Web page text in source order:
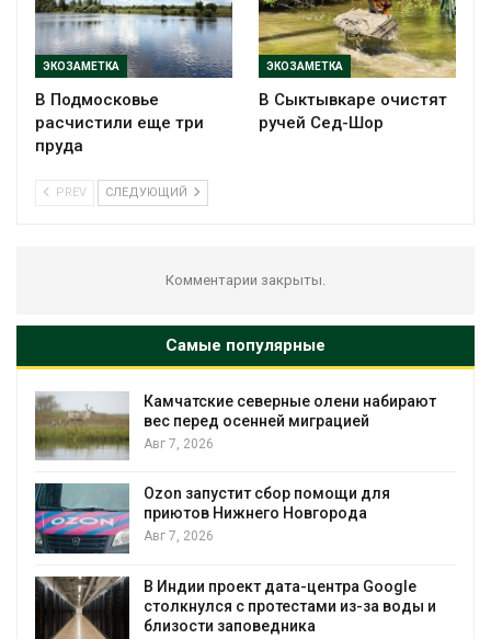
ЭКОЗАМЕТКА
В Подмосковье
расчистили еще три
пруда
ЭКОЗАМЕТКА
В Сыктывкаре очистят
ручей Сед-Шор
PREV СЛЕДУЮЩИЙ
Комментарии закрыты.
Самые популярные
Камчатские северные олени набирают
вес перед осенней миграцией
Авг 7, 2026
Ozon запустит сбор помощи для
приютов Нижнего Новгорода
Авг 7, 2026
В Индии проект дата-центра Google
столкнулся с протестами из-за воды и
близости заповедника